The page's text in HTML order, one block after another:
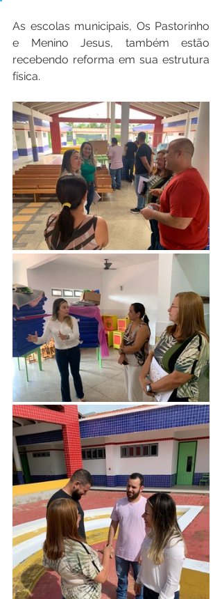
As escolas municipais, Os Pastorinho
e Menino Jesus, também estão
recebendo reforma em sua estrutura
física.